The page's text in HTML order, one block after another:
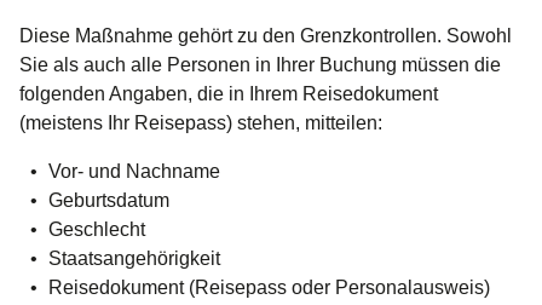
Diese Maßnahme gehört zu den Grenzkontrollen. Sowohl
Sie als auch alle Personen in Ihrer Buchung müssen die
folgenden Angaben, die in Ihrem Reisedokument
(meistens Ihr Reisepass) stehen, mitteilen:
Vor- und Nachname
Geburtsdatum
Geschlecht
Staatsangehörigkeit
Reisedokument (Reisepass oder Personalausweis)